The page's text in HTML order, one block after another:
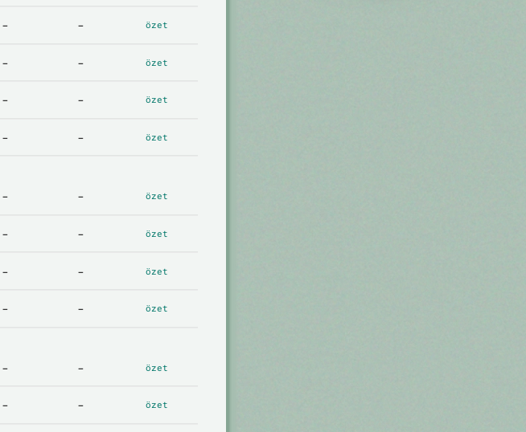
- - özet
- - özet
- - özet
- - özet
- - özet
- - özet
- - özet
- - özet
- - özet
- - özet